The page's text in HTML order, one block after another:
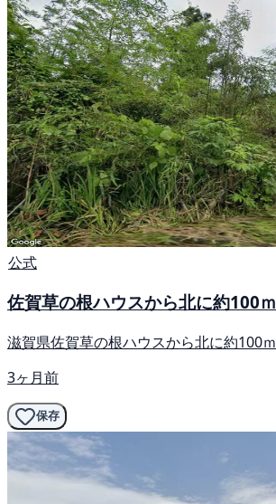
公式
佐賀草の根ハウスから北に約100ｍ
滋賀県佐賀草の根ハウスから北に約100ｍ
3ヶ月前
保存